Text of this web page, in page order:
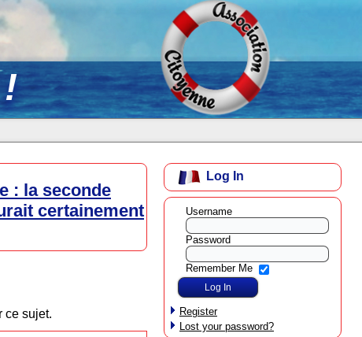
: la seconde
certainement
ce sujet.
Log In
Username
Password
Remember Me
Register
Lost your password?